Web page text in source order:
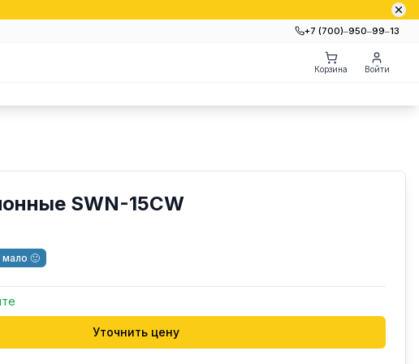
+7 (700)‒950‒99‒13
Корзина Войти
SWN-15CW
🙁
Уточнить цену